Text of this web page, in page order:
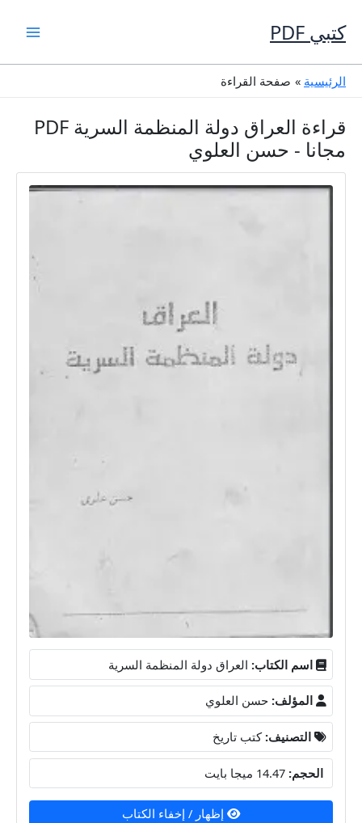
إلى
المحتوى
كتبي PDF
الرئيسية صفحة القراءة
قراءة العراق دولة المنظمة السرية PDF
مجانا - حسن العلوي
اسم الكتاب: العراق دولة المنظمة السرية
المؤلف: حسن العلوي
التصنيف: كتب تاريخ
الحجم:
إظهار / إخفاء الكتاب